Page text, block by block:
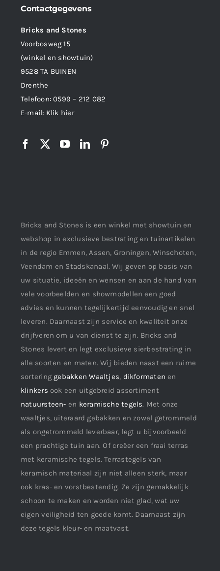
Contactgegevens
Bricks and Stones
Voorbosweg 15
(winkel en showtuin)
9528 TA BUINEN
Drenthe
Telefoon:0599 – 212 082
E-mail: Klik hier
Bricks and Stones is een winkel met showtuin en
webshop in exclusieve bestrating en tuinartikelen
in de regio Emmen, Assen, Groningen, Winschoten,
Veendam en Stadskanaal. Wij geven op basis van
uw situatie, ideeën en wensen en aan de hand van
vele voorbeelden en showmodellen een goed
advies en kunnen tegelijkertijd eenvoudig en snel
leveren. Daarnaast zijn service en kwaliteit onze
drijfveren om u van dienst te zijn. Bricks and
Stones levert en legt exclusieve sierbestrating in
alle soorten en maten. Wij bieden naast een ruime
sortering gebakken Waaltjes, dikformaten en
klinkers ook een uitgebreid assortiment
natuursteen- en keramische tegels. Met onze
waaltjes, uiteraard gebakken en zowel getrommeld
als ongetrommeld leverbaar, legt u bijvoorbeeld
een prachtige tuin aan. Of creëer een fraai terras
met keramische tegels. Terrastegels van
keramisch materiaal zijn niet alleen sterk, maar
ook kras- en vorstbestendig. Ze zijn gemakkelijk
schoon te maken en worden niet glad, wat uw
eigen veiligheid ten goede komt. Daarnaast zijn
deze tegels kleur- en maatvast.